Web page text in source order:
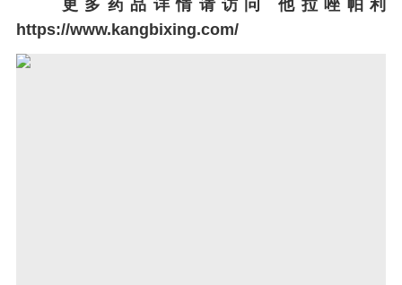
更多药品详情请访问他拉唑帕利
https://www.kangbixing.com/